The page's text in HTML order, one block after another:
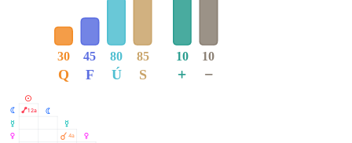
Q
30
F
45
Ú
80
S
85
+
10
−
10
M
N
N
O
O
P
P
Ä12a
À 4a